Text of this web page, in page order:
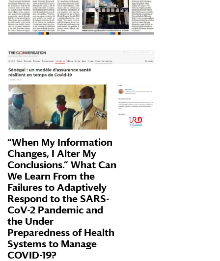
“When My Information
Changes, I Alter My
Conclusions.” What Can
We Learn From the
Failures to Adaptively
Respond to the SARS-
CoV-2 Pandemic and
the Under
Preparedness of Health
Systems to Manage
COVID-19?